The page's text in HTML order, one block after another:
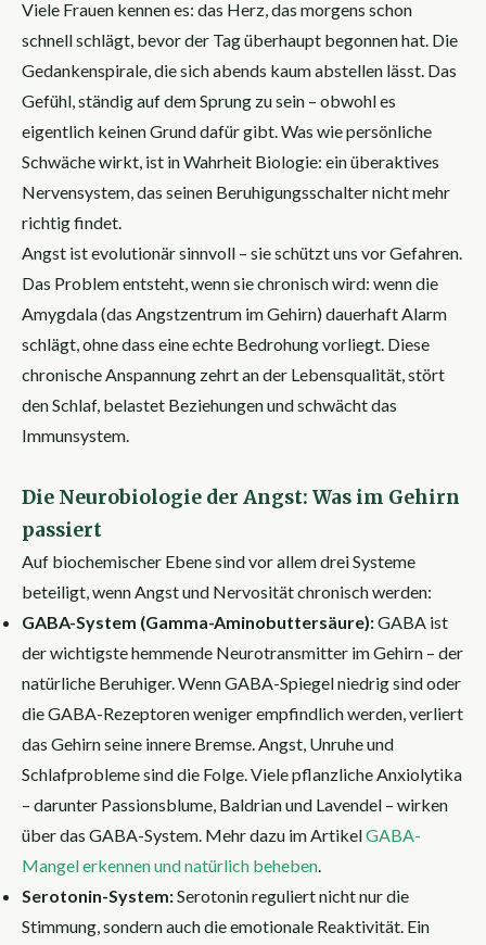
Viele Frauen kennen es: das Herz, das morgens schon
schnell schlägt, bevor der Tag überhaupt begonnen hat. Die
Gedankenspirale, die sich abends kaum abstellen lässt. Das
Gefühl, ständig auf dem Sprung zu sein – obwohl es
eigentlich keinen Grund dafür gibt. Was wie persönliche
Schwäche wirkt, ist in Wahrheit Biologie: ein überaktives
Nervensystem, das seinen Beruhigungsschalter nicht mehr
richtig findet.
Angst ist evolutionär sinnvoll – sie schützt uns vor Gefahren.
Das Problem entsteht, wenn sie chronisch wird: wenn die
Amygdala (das Angstzentrum im Gehirn) dauerhaft Alarm
schlägt, ohne dass eine echte Bedrohung vorliegt. Diese
chronische Anspannung zehrt an der Lebensqualität, stört
den Schlaf, belastet Beziehungen und schwächt das
Immunsystem.
Die Neurobiologie der Angst: Was im Gehirn
passiert
Auf biochemischer Ebene sind vor allem drei Systeme
beteiligt, wenn Angst und Nervosität chronisch werden:
GABA-System (Gamma-Aminobuttersäure):GABA ist
der wichtigste hemmende Neurotransmitter im Gehirn – der
natürliche Beruhiger. Wenn GABA-Spiegel niedrig sind oder
die GABA-Rezeptoren weniger empfindlich werden, verliert
das Gehirn seine innere Bremse. Angst, Unruhe und
Schlafprobleme sind die Folge. Viele pflanzliche Anxiolytika
– darunter Passionsblume, Baldrian und Lavendel – wirken
über das GABA-System. Mehr dazu im ArtikelGABA-
Mangel erkennen und natürlich beheben.
Serotonin-System:Serotonin reguliert nicht nur die
Stimmung, sondern auch die emotionale Reaktivität. Ein